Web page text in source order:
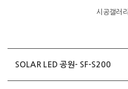
시공갤러리
SOLAR LED 공원- SF-S200